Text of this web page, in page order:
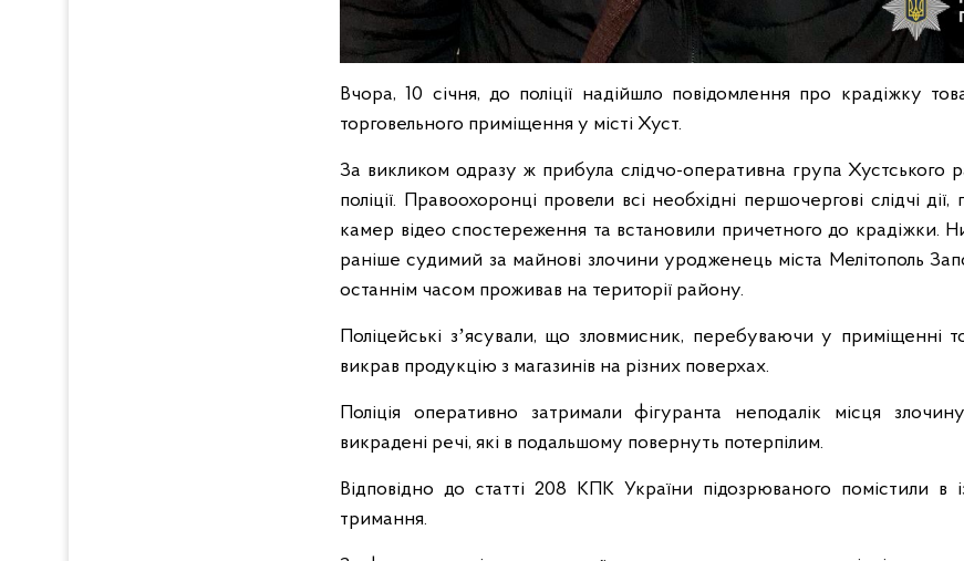
Вчора, 10 січня, до поліції надійшло повідомлення про крадіжку
торговельного приміщення у місті Хуст.
За викликом одразу ж прибула слідчо-оперативна група Хустського
поліції. Правоохоронці провели всі необхідні першочергові слідчі
камер відео спостереження та встановили причетного до крадіжки.
раніше судимий за майнові злочини уродженець міста Мелітополь
останнім часом проживав на території району.
Поліцейські зʼясували, що зловмисник, перебуваючи у приміщенні
викрав продукцію з магазинів на різних поверхах.
Поліція оперативно затримали фігуранта неподалік місця
викрадені речі, які в подальшому повернуть потерпілим.
Відповідно до статті 208 КПК України підозрюваного помістили в
тримання.